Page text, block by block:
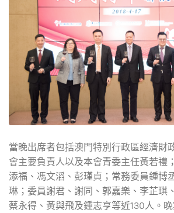
當晚出席者包括澳門特別行政區經濟財
會主要負責人以及本會青委主任黃若禮
添福、馮文滔、彭瑾貞；常務委員鍾博
琳；委員謝君、謝同、郭嘉樂、李芷琪
蔡永得、黃與飛及鍾志亨等近130人。